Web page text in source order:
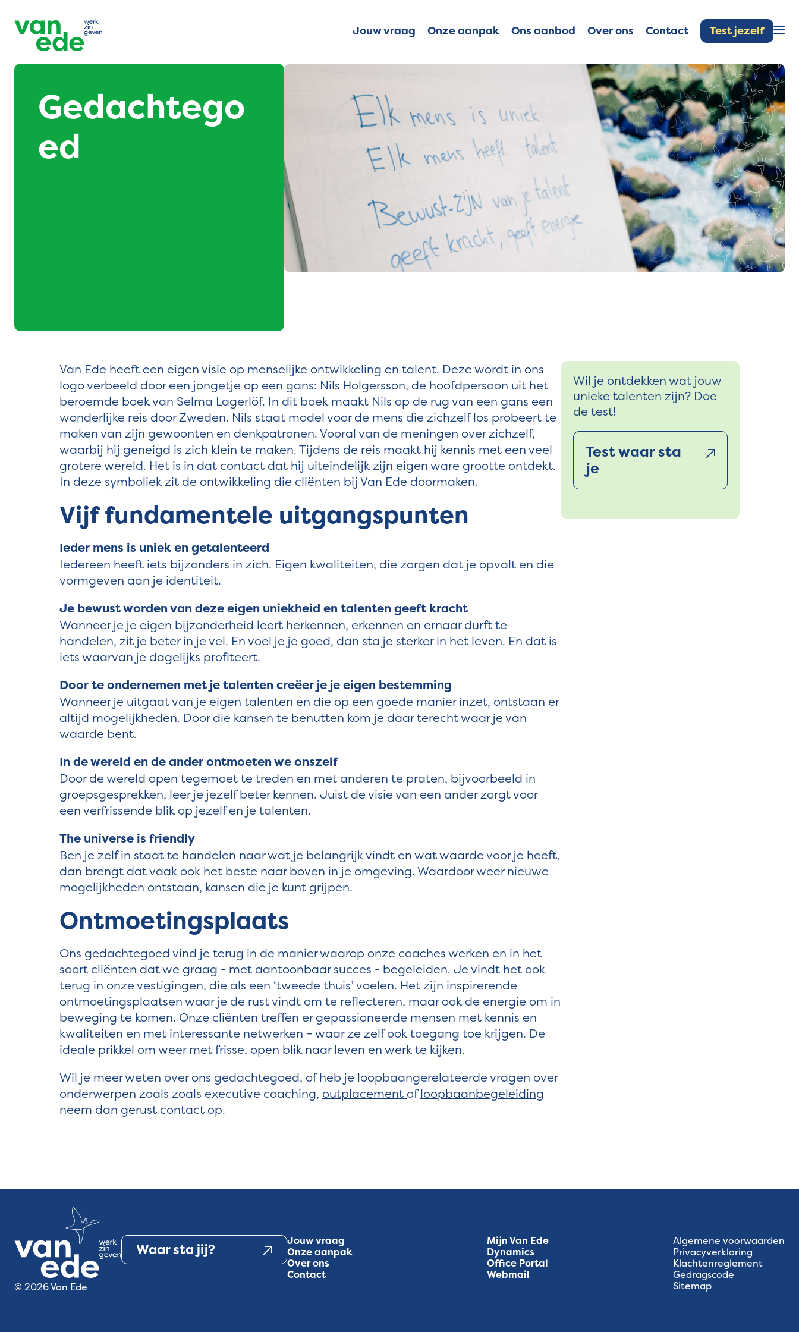
Jouw vraag Onze aanpak Ons aanbod Over ons Contact Test jezelf
Gedachtego
ed
Van Ede heeft een eigen visie op menselijke ontwikkeling en talent. Deze wordt in ons
logo verbeeld door een jongetje op een gans: Nils Holgersson, de hoofdpersoon uit het
beroemde boek van Selma Lagerlöf. In dit boek maakt Nils op de rug van een gans een
wonderlijke reis door Zweden. Nils staat model voor de mens die zichzelf los probeert te
maken van zijn gewoonten en denkpatronen. Vooral van de meningen over zichzelf,
waarbij hij geneigd is zich klein te maken. Tijdens de reis maakt hij kennis met een veel
grotere wereld. Het is in dat contact dat hij uiteindelijk zijn eigen ware grootte ontdekt.
In deze symboliek zit de ontwikkeling die cliënten bij Van Ede doormaken.
Vijf fundamentele uitgangspunten
Ieder mens is uniek en getalenteerd
Iedereen heeft iets bijzonders in zich. Eigen kwaliteiten, die zorgen dat je opvalt en die
vormgeven aan je identiteit.
Je bewust worden van deze eigen uniekheid en talenten geeft kracht
Wanneer je je eigen bijzonderheid leert herkennen, erkennen en ernaar durft te
handelen, zit je beter in je vel. En voel je je goed, dan sta je sterker in het leven. En dat is
iets waarvan je dagelijks profiteert.
Door te ondernemen met je talenten creëer je je eigen bestemming
Wanneer je uitgaat van je eigen talenten en die op een goede manier inzet, ontstaan er
altijd mogelijkheden. Door die kansen te benutten kom je daar terecht waar je van
waarde bent.
In de wereld en de ander ontmoeten we onszelf
Door de wereld open tegemoet te treden en met anderen te praten, bijvoorbeeld in
groepsgesprekken, leer je jezelf beter kennen. Juist de visie van een ander zorgt voor
een verfrissende blik op jezelf en je talenten.
The universe is friendly
Ben je zelf in staat te handelen naar wat je belangrijk vindt en wat waarde voor je heeft,
dan brengt dat vaak ook het beste naar boven in je omgeving. Waardoor weer nieuwe
mogelijkheden ontstaan, kansen die je kunt grijpen.
Ontmoetingsplaats
Ons gedachtegoed vind je terug in de manier waarop onze coaches werken en in het
soort cliënten dat we graag - met aantoonbaar succes - begeleiden. Je vindt het ook
terug in onze vestigingen, die als een ‘tweede thuis’ voelen. Het zijn inspirerende
ontmoetingsplaatsen waar je de rust vindt om te reflecteren, maar ook de energie om in
beweging te komen. Onze cliënten treffen er gepassioneerde mensen met kennis en
kwaliteiten en met interessante netwerken – waar ze zelf ook toegang toe krijgen. De
ideale prikkel om weer met frisse, open blik naar leven en werk te kijken.
Wil je meer weten over ons gedachtegoed, of heb je loopbaangerelateerde vragen over
onderwerpen zoals zoals executive coaching, outplacement ofloopbaanbegeleiding
neem dan gerust contact op.
Wil je ontdekken wat jouw
unieke talenten zijn? Doe
de test!
Test waar sta
je
© 2026 Van Ede
Waar sta jij?
Jouw vraag
Onze aanpak
Over ons
Contact
Mijn Van Ede
Dynamics
Office Portal
Webmail
Algemene voorwaarden
Privacyverklaring
Klachtenreglement
Gedragscode
Sitemap